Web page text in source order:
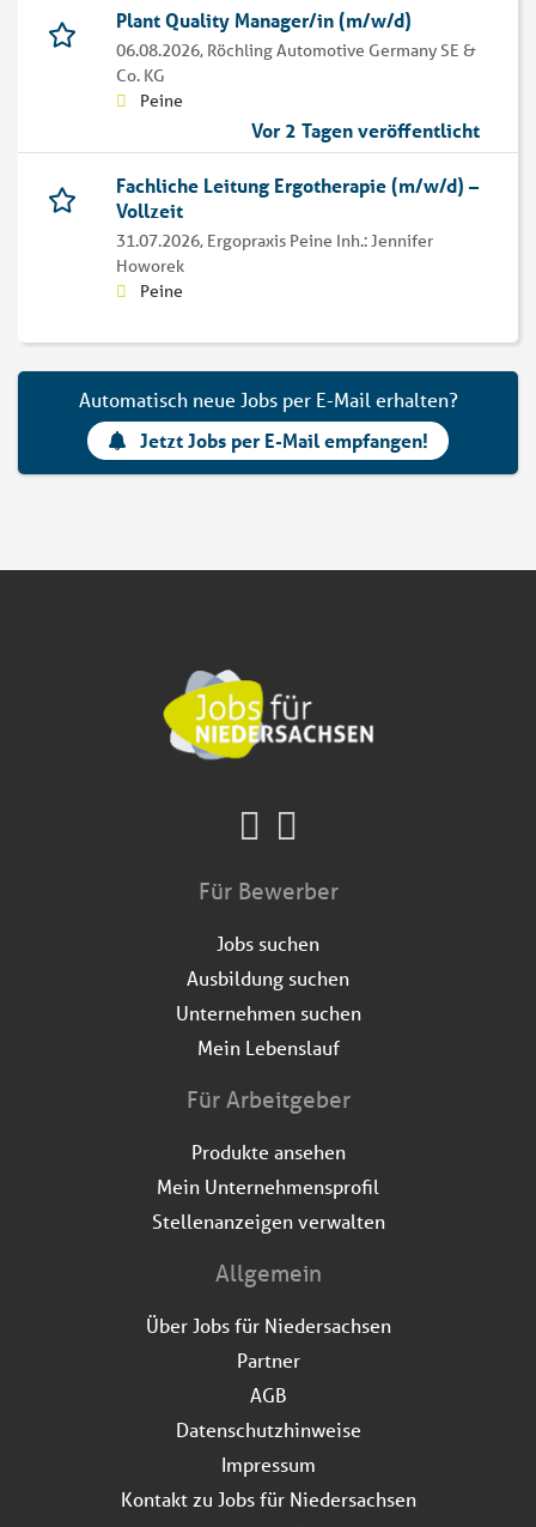
Plant Quality Manager/in (m/w/d)
06.08.2026, Röchling Automotive Germany SE &
Co. KG
Peine
Vor 2 Tagen veröffentlicht
Fachliche Leitung Ergotherapie (m/w/d) –
Vollzeit
31.07.2026, Ergopraxis Peine Inh.: Jennifer
Howorek
Peine
Automatisch neue Jobs per E-Mail erhalten?
Jetzt Jobs per E-Mail empfangen!
Für Bewerber
Jobs suchen
Ausbildung suchen
Unternehmen suchen
Mein Lebenslauf
Für Arbeitgeber
Produkte ansehen
Mein Unternehmensprofil
Stellenanzeigen verwalten
Allgemein
Über Jobs für Niedersachsen
Partner
AGB
Datenschutzhinweise
Impressum
Kontakt zu Jobs für Niedersachsen